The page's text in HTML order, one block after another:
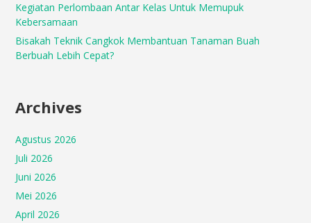
Kegiatan Perlombaan Antar Kelas Untuk Memupuk
Kebersamaan
Bisakah Teknik Cangkok Membantuan Tanaman Buah
Berbuah Lebih Cepat?
Archives
Agustus 2026
Juli 2026
Juni 2026
Mei 2026
April 2026